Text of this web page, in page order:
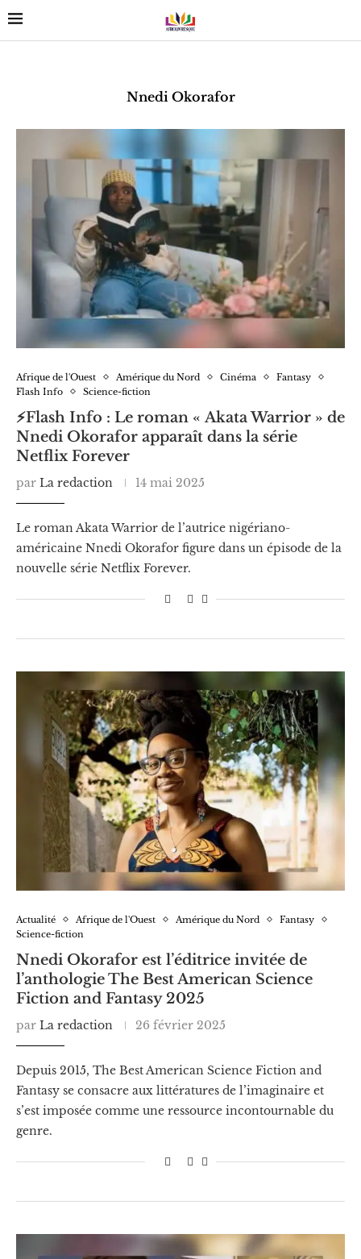
Nnedi Okorafor
Afrique de l'Ouest Amérique du Nord Cinéma
Fantasy
Flash Info
Science-fiction
⚡️Flash Info : Le roman « Akata Warrior » de
Nnedi Okorafor apparaît dans la série
Netflix Forever
par La redaction 14 mai 2025
Le roman Akata Warrior de l’autrice nigériano-
américaine Nnedi Okorafor figure dans un épisode de la
nouvelle série Netflix Forever.
Actualité Afrique de l'Ouest Amérique du Nord
Fantasy
Science-fiction
Nnedi Okorafor est l’éditrice invitée de
l’anthologie The Best American Science
Fiction and Fantasy 2025
par La redaction 26 février 2025
Depuis 2015, The Best American Science Fiction and
Fantasy se consacre aux littératures de l’imaginaire et
s’est imposée comme une ressource incontournable du
genre.